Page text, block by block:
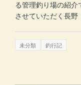
る管理釣り場の紹介
させていただく長
未分類 釣行記